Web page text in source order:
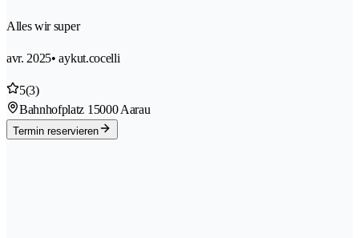
Alles wir super
avr. 2025• aykut.cocelli
5(3)
Bahnhofplatz 1 5000 Aarau
Termin reservieren